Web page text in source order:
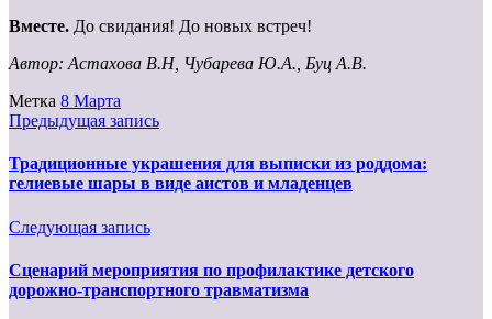
Вместе. До свидания! До новых встреч!
Автор: Астахова В.Н, Чубарева Ю.А., Буц А.В.
Метка 8 Марта
Предыдущая запись
Традиционные украшения для выписки из роддома:
гелиевые шары в виде аистов и младенцев
Следующая запись
Сценарий мероприятия по профилактике детского
дорожно-транспортного травматизма